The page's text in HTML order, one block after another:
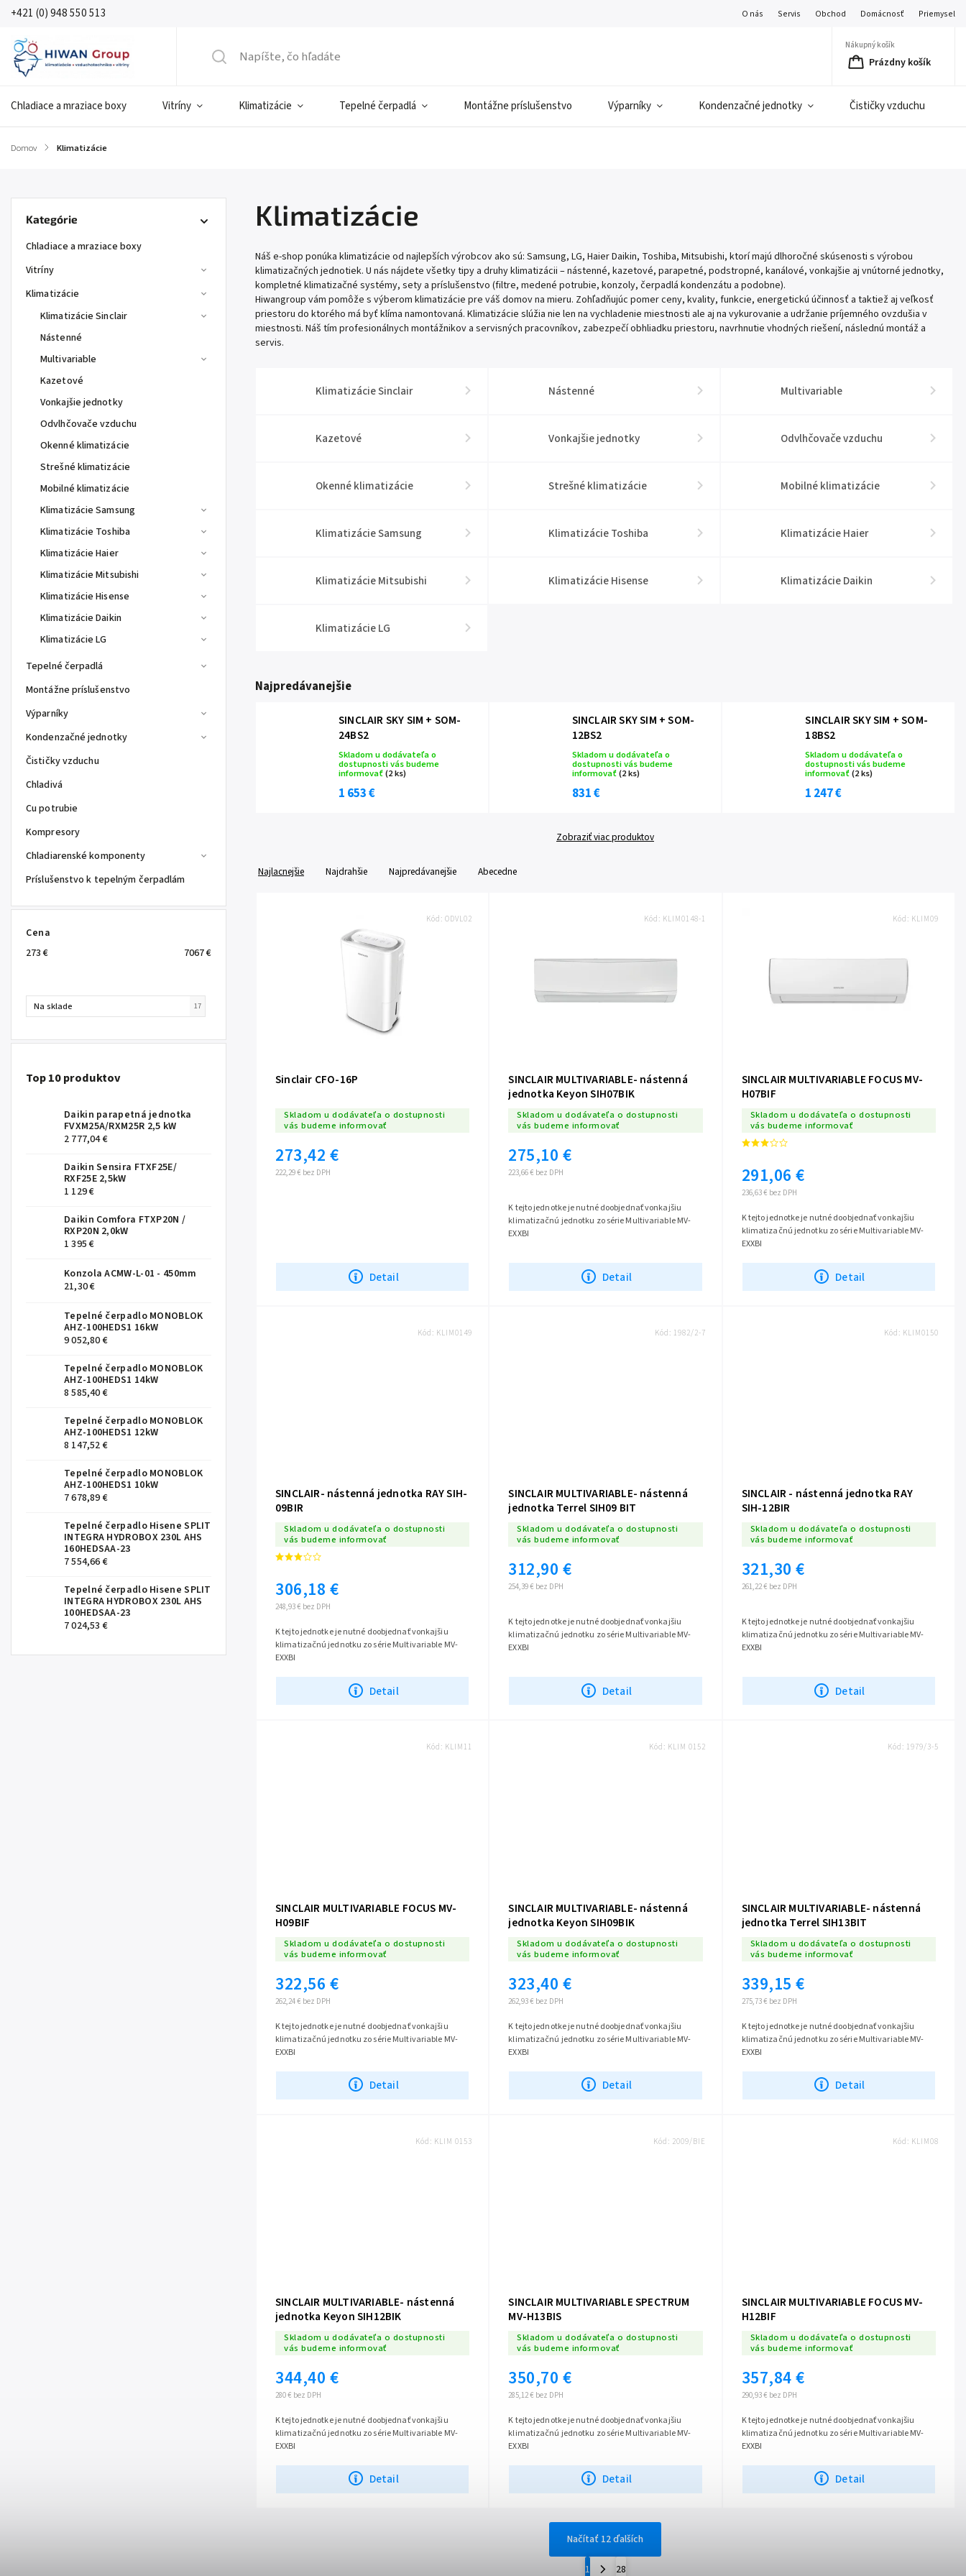
+421 (0) 948 550 513 O nás Servis Obchod Domácnosť Priemysel
Nákupný košík
Prázdny košík
Chladiace a mraziace boxy Vitríny Klimatizácie Tepelné čerpadlá Montážne príslušenstvo Výparníky Kondenzačné jednotky Čističky vzduchu
Domov / Klimatizácie
Kategórie
Chladiace a mraziace boxy
Vitríny
Klimatizácie
Klimatizácie Sinclair
Nástenné
Multivariable
Kazetové
Vonkajšie jednotky
Odvlhčovače vzduchu
Okenné klimatizácie
Strešné klimatizácie
Mobilné klimatizácie
Klimatizácie Samsung
Klimatizácie Toshiba
Klimatizácie Haier
Klimatizácie Mitsubishi
Klimatizácie Hisense
Klimatizácie Daikin
Klimatizácie LG
Tepelné čerpadlá
Montážne príslušenstvo
Výparníky
Kondenzačné jednotky
Čističky vzduchu
Chladivá
Cu potrubie
Kompresory
Chladiarenské komponenty
Príslušenstvo k tepelným čerpadlám
Cena
273€ 7067€
Na sklade 17
Top 10 produktov
Daikin parapetná jednotka
FVXM25A/RXM25R 2,5 kW
2 777,04 €
Daikin Sensira FTXF25E/
RXF25E 2,5kW
1 129 €
Daikin Comfora FTXP20N /
RXP20N 2,0kW
1 395 €
Konzola ACMW-L-01 - 450mm
21,30 €
Tepelné čerpadlo MONOBLOK
AHZ-100HEDS1 16kW
9 052,80 €
Tepelné čerpadlo MONOBLOK
AHZ-100HEDS1 14kW
8 585,40 €
Tepelné čerpadlo MONOBLOK
AHZ-100HEDS1 12kW
8 147,52 €
Tepelné čerpadlo MONOBLOK
AHZ-100HEDS1 10kW
7 678,89 €
Tepelné čerpadlo Hisene SPLIT
INTEGRA HYDROBOX 230L AHS
160HEDSAA-23
7 554,66 €
Tepelné čerpadlo Hisene SPLIT
INTEGRA HYDROBOX 230L AHS
100HEDSAA-23
7 024,53 €
Klimatizácie
Náš e-shop ponúka klimatizácie od najlepších výrobcov ako sú: Samsung, LG, Haier Daikin, Toshiba, Mitsubishi, ktorí majú dlhoročné skúsenosti s výrobou
klimatizačných jednotiek. U nás nájdete všetky tipy a druhy klimatizácii – nástenné, kazetové, parapetné, podstropné, kanálové, vonkajšie aj vnútorné jednotky,
kompletné klimatizačné systémy, sety a príslušenstvo (filtre, medené potrubie, konzoly, čerpadlá kondenzátu a podobne).
Hiwangroup vám pomôže s výberom klimatizácie pre váš domov na mieru. Zohľadňujúc pomer ceny, kvality, funkcie, energetickú účinnosť a taktiež aj veľkosť
priestoru do ktorého má byť klíma namontovaná. Klimatizácie slúžia nie len na vychladenie miestnosti ale aj na vykurovanie a udržanie príjemného ovzdušia v
miestnosti. Náš tím profesionálnych montážnikov a servisných pracovníkov, zabezpečí obhliadku priestoru, navrhnutie vhodných riešení, následnú montáž a
servis.
Klimatizácie Sinclair Nástenné Multivariable
Kazetové Vonkajšie jednotky Odvlhčovače vzduchu
Okenné klimatizácie Strešné klimatizácie Mobilné klimatizácie
Klimatizácie Samsung Klimatizácie Toshiba Klimatizácie Haier
Klimatizácie Mitsubishi Klimatizácie Hisense Klimatizácie Daikin
Klimatizácie LG
Najpredávanejšie
SINCLAIR SKY SIM + SOM-
24BS2
Skladom u dodávateľa o
dostupnosti vás budeme
informovať(2 ks)
1 653 €
SINCLAIR SKY SIM + SOM-
12BS2
Skladom u dodávateľa o
dostupnosti vás budeme
informovať(2 ks)
831 €
SINCLAIR SKY SIM + SOM-
18BS2
Skladom u dodávateľa o
dostupnosti vás budeme
informovať(2 ks)
1 247 €
Zobraziť viac produktov
Najlacnejšie Najdrahšie Najpredávanejšie Abecedne
Sinclair CFO-16P
Skladom u dodávateľa o dostupnosti
vás budeme informovať
222,29 € bez DPH
273,42 €
Detail
Kód:ODVL02
SINCLAIR MULTIVARIABLE- nástenná
jednotka Keyon SIH07BIK
Skladom u dodávateľa o dostupnosti
vás budeme informovať
223,66 € bez DPH
275,10 €
Detail
K tejto jednotke je nutné doobjednať vonkajšiu
klimatizačnú jednotku zo série Multivariable MV-
EXXBI
Kód: KLIM0148-1
SINCLAIR MULTIVARIABLE FOCUS MV-
H07BIF
Skladom u dodávateľa o dostupnosti
vás budeme informovať
236,63 € bez DPH
291,06 €
Detail
K tejto jednotke je nutné doobjednať vonkajšiu
klimatizačnú jednotku zo série Multivariable MV-
EXXBI
Kód: KLIM09
SINCLAIR- nástenná jednotka RAY SIH-
09BIR
Skladom u dodávateľa o dostupnosti
vás budeme informovať
248,93 € bez DPH
306,18 €
Detail
K tejto jednotke je nutné doobjednať vonkajšiu
klimatizačnú jednotku zo série Multivariable MV-
EXXBI
Kód: KLIM0149
SINCLAIR MULTIVARIABLE- nástenná
jednotka Terrel SIH09 BIT
Skladom u dodávateľa o dostupnosti
vás budeme informovať
254,39 € bez DPH
312,90 €
Detail
K tejto jednotke je nutné doobjednať vonkajšiu
klimatizačnú jednotku zo série Multivariable MV-
EXXBI
Kód: 1982/2-7
SINCLAIR - nástenná jednotka RAY
SIH-12BIR
Skladom u dodávateľa o dostupnosti
vás budeme informovať
261,22 € bez DPH
321,30 €
Detail
K tejto jednotke je nutné doobjednať vonkajšiu
klimatizačnú jednotku zo série Multivariable MV-
EXXBI
Kód: KLIM0150
SINCLAIR MULTIVARIABLE FOCUS MV-
H09BIF
Skladom u dodávateľa o dostupnosti
vás budeme informovať
262,24 € bez DPH
322,56 €
Detail
K tejto jednotke je nutné doobjednať vonkajšiu
klimatizačnú jednotku zo série Multivariable MV-
EXXBI
Kód: KLIM11
SINCLAIR MULTIVARIABLE- nástenná
jednotka Keyon SIH09BIK
Skladom u dodávateľa o dostupnosti
vás budeme informovať
262,93 € bez DPH
323,40 €
Detail
K tejto jednotke je nutné doobjednať vonkajšiu
klimatizačnú jednotku zo série Multivariable MV-
EXXBI
Kód: KLIM 0152
SINCLAIR MULTIVARIABLE- nástenná
jednotka Terrel SIH13BIT
Skladom u dodávateľa o dostupnosti
vás budeme informovať
275,73 € bez DPH
339,15 €
Detail
K tejto jednotke je nutné doobjednať vonkajšiu
klimatizačnú jednotku zo série Multivariable MV-
EXXBI
Kód: 1979/3-5
SINCLAIR MULTIVARIABLE- nástenná
jednotka Keyon SIH12BIK
Skladom u dodávateľa o dostupnosti
vás budeme informovať
280 € bez DPH
344,40 €
Detail
K tejto jednotke je nutné doobjednať vonkajšiu
klimatizačnú jednotku zo série Multivariable MV-
EXXBI
Kód: KLIM 0153
SINCLAIR MULTIVARIABLE SPECTRUM
MV-H13BIS
Skladom u dodávateľa o dostupnosti
vás budeme informovať
285,12 € bez DPH
350,70 €
Detail
K tejto jednotke je nutné doobjednať vonkajšiu
klimatizačnú jednotku zo série Multivariable MV-
EXXBI
Kód: 2009/BIE
SINCLAIR MULTIVARIABLE FOCUS MV-
H12BIF
Skladom u dodávateľa o dostupnosti
vás budeme informovať
290,93 € bez DPH
357,84 €
Detail
K tejto jednotke je nutné doobjednať vonkajšiu
klimatizačnú jednotku zo série Multivariable MV-
EXXBI
Kód: KLIM08
Načítať 12 ďalších
1 28